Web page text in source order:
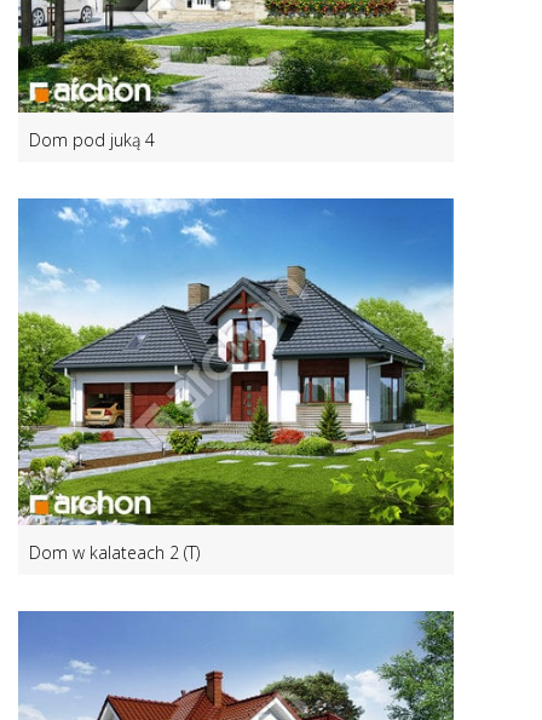
Dom pod juką 4
Dom w kalateach 2 (T)